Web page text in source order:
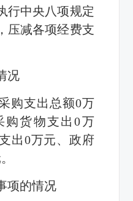
行中央八项规定
压减各项经费支
况
购支出总额0万
购货物支出0万
出0万元、政府
项的情况